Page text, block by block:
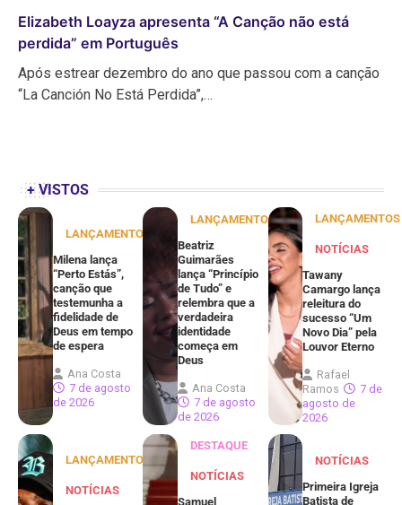
Elizabeth Loayza apresenta “A Canção não está
perdida” em Português
Após estrear dezembro do ano que passou com a canção
“La Canción No Está Perdida”,…
+ VISTOS
LANÇAMENTOS
Milena lança
“Perto Estás”,
canção que
testemunha a
fidelidade de
Deus em tempo
de espera
Ana Costa
7 de agosto
de 2026
LANÇAMENTOS
Beatriz
Guimarães
lança “Princípio
de Tudo” e
relembra que a
verdadeira
identidade
começa em
Deus
Ana Costa
7 de agosto
de 2026
LANÇAMENTOS
NOTÍCIAS
Tawany
Camargo lança
releitura do
sucesso “Um
Novo Dia” pela
Louvor Eterno
Rafael
Ramos
7 de
agosto de
2026
LANÇAMENTOS
NOTÍCIAS
DESTAQUE
NOTÍCIAS
Samuel
NOTÍCIAS
Primeira Igreja
Batista de